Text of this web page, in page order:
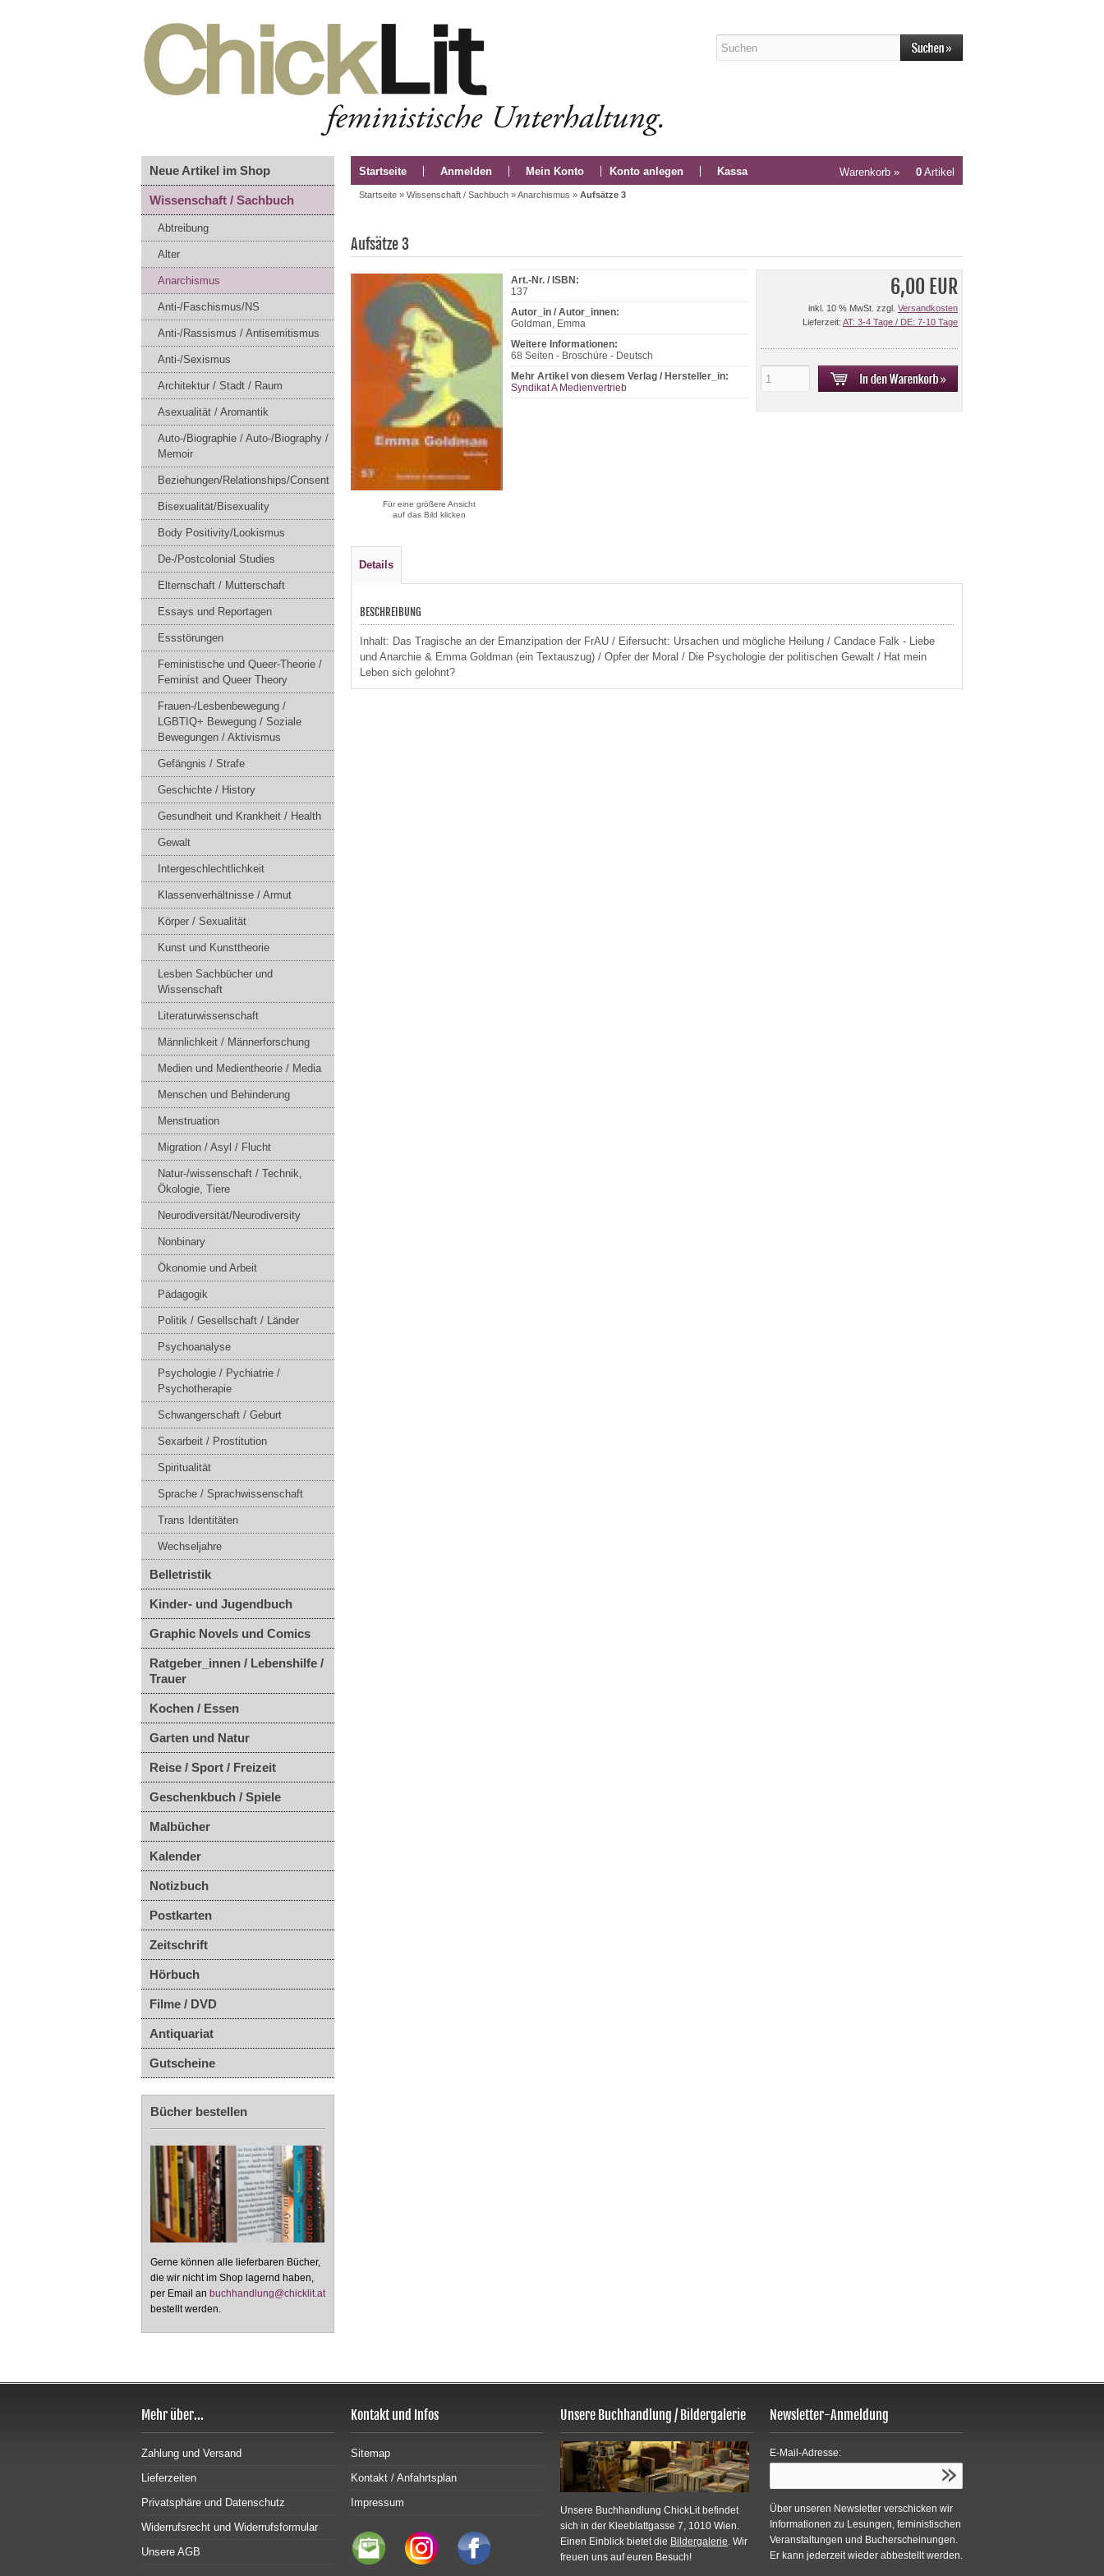
Neue Artikel im Shop
Wissenschaft / Sachbuch
Abtreibung
Alter
Anarchismus
Anti-/Faschismus/NS
Anti-/Rassismus / Antisemitismus
Anti-/Sexismus
Architektur / Stadt / Raum
Asexualität / Aromantik
Auto-/Biographie / Auto-/Biography /
Memoir
Beziehungen/Relationships/Consent
Bisexualität/Bisexuality
Body Positivity/Lookismus
De-/Postcolonial Studies
Elternschaft / Mutterschaft
Essays und Reportagen
Essstörungen
Feministische und Queer-Theorie /
Feminist and Queer Theory
Frauen-/Lesbenbewegung /
LGBTIQ+ Bewegung / Soziale
Bewegungen / Aktivismus
Gefängnis / Strafe
Geschichte / History
Gesundheit und Krankheit / Health
Gewalt
Intergeschlechtlichkeit
Klassenverhältnisse / Armut
Körper / Sexualität
Kunst und Kunsttheorie
Lesben Sachbücher und
Wissenschaft
Literaturwissenschaft
Männlichkeit / Männerforschung
Medien und Medientheorie / Media
Menschen und Behinderung
Menstruation
Migration / Asyl / Flucht
Natur-/wissenschaft / Technik,
Ökologie, Tiere
Neurodiversität/Neurodiversity
Nonbinary
Ökonomie und Arbeit
Pädagogik
Politik / Gesellschaft / Länder
Psychoanalyse
Psychologie / Pychiatrie /
Psychotherapie
Schwangerschaft / Geburt
Sexarbeit / Prostitution
Spiritualität
Sprache / Sprachwissenschaft
Trans Identitäten
Wechseljahre
Belletristik
Kinder- und Jugendbuch
Graphic Novels und Comics
Ratgeber_innen / Lebenshilfe /
Trauer
Kochen / Essen
Garten und Natur
Reise / Sport / Freizeit
Geschenkbuch / Spiele
Malbücher
Kalender
Notizbuch
Postkarten
Zeitschrift
Hörbuch
Filme / DVD
Antiquariat
Gutscheine
Bücher bestellen
Gerne können alle lieferbaren Bücher,
die wir nicht im Shop lagernd haben,
per Email an buchhandlung@chicklit.at
bestellt werden.
Startseite Anmelden Mein Konto Konto anlegen Kassa Warenkorb » 0 Artikel
Startseite » Wissenschaft / Sachbuch »Anarchismus » Aufsätze 3
Aufsätze 3
Für eine größere Ansicht
auf das Bild klicken
Art.-Nr. / ISBN:
137
Autor_in / Autor_innen:
Goldman, Emma
Weitere Informationen:
68 Seiten - Broschüre - Deutsch
Mehr Artikel von diesem Verlag / Hersteller_in:
Syndikat A Medienvertrieb
6,00 EUR
inkl. 10 % MwSt. zzgl. Versandkosten
Lieferzeit: AT: 3-4 Tage / DE: 7-10 Tage
Details
BESCHREIBUNG
Inhalt: Das Tragische an der Emanzipation der FrAU / Eifersucht: Ursachen und mögliche Heilung / Candace Falk - Liebe
und Anarchie & Emma Goldman (ein Textauszug) / Opfer der Moral / Die Psychologie der politischen Gewalt / Hat mein
Leben sich gelohnt?
Mehr über...
Zahlung und Versand
Lieferzeiten
Privatsphäre und Datenschutz
Widerrufsrecht und Widerrufsformular
Unsere AGB
Kontakt und Infos
Sitemap
Kontakt / Anfahrtsplan
Impressum
Unsere Buchhandlung / Bildergalerie
Unsere Buchhandlung ChickLit befindet
sich in der Kleeblattgasse 7, 1010 Wien.
Einen Einblick bietet die Bildergalerie. Wir
freuen uns auf euren Besuch!
Newsletter-Anmeldung
E-Mail-Adresse:
Über unseren Newsletter verschicken wir
Informationen zu Lesungen, feministischen
Veranstaltungen und Bucherscheinungen.
Er kann jederzeit wieder abbestellt werden.